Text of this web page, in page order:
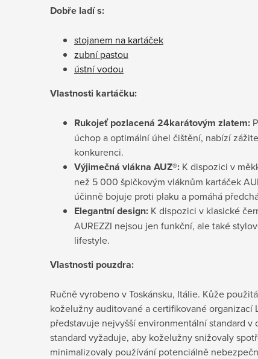
Dobře ladí s:
stojanem na kartáček
zubní pastou
ústní vodou
Vlastnosti kartáčku:
Rukojeť pozlacená 24karátovým zlatem:
úchop a optimální úhel čištění, nabízí
konkurenci.
Výjimečná vlákna AUZ®: K dispozici v
než 5 000 špičkovým vláknům kartáček
účinně bojuje proti plaku a pomáhá
Elegantní design: K dispozici v klasické
AUREZZI nejsou jen funkční, ale také
lifestyle.
Vlastnosti pouzdra:
Ručně vyrobeno v Toskánsku, Itálie. Kůže
koželužny auditované a certifikované organizací
představuje nejvyšší environmentální standard v
standard vyžaduje, aby koželužny snižovaly
minimalizovaly používání potenciálně